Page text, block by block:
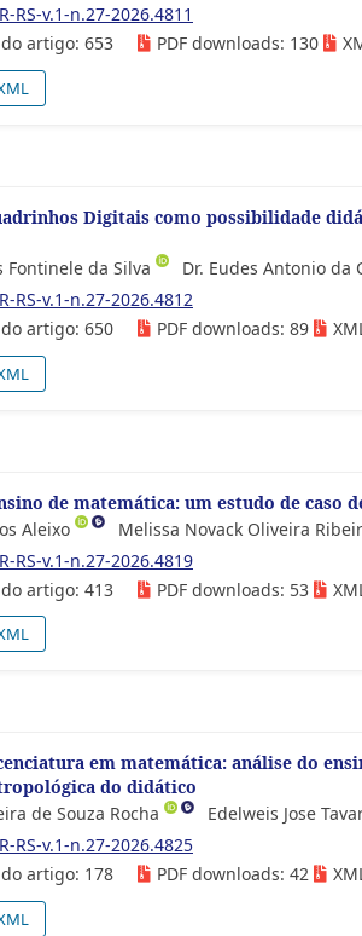
RS-v.1-n.27-2026.4811
artigo: 653
PDF downloads: 130
Digitais como possibilidade
Fontinele da Silva
Dr. Eudes Antonio da
RS-v.1-n.27-2026.4812
artigo: 650
PDF downloads: 89
de matemática: um estudo de caso
Aleixo
Melissa Novack Oliveira
RS-v.1-n.27-2026.4819
artigo: 413
PDF downloads: 53
em matemática: análise do
do didático
de Souza Rocha
Edelweis Jose
RS-v.1-n.27-2026.4825
artigo: 178
PDF downloads: 42